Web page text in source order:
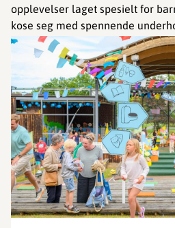
opplevelser laget spesielt for
kose seg med spennende